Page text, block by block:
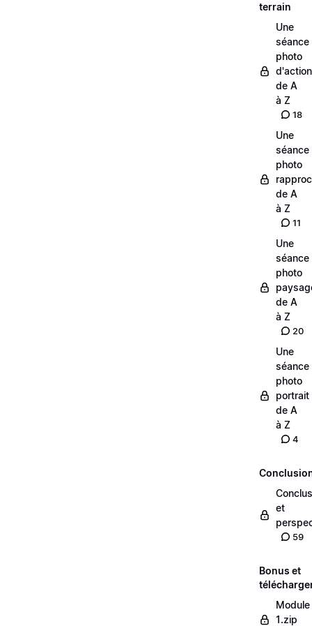
terrain
Une
séance
photo
d'action
de A
à Z
18
Une
séance
photo
de A
à Z
11
Une
séance
photo
de A
à Z
20
Une
séance
photo
portrait
de A
à Z
4
et
59
Bonus et
Module
1.zip